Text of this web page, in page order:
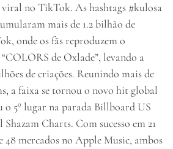
no TikTok. As hashtags #kulosa
mais de 1.2 bilhão de
onde os fãs reproduzem o
de Oxlade”, levando a
de criações. Reunindo mais de
a faixa se tornou o novo hit global
o 5º lugar na parada Billboard US
Charts. Com sucesso em 21
48 mercados no Apple Music, ambos